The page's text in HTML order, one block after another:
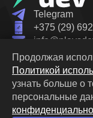
Telegram
+375 (29)
linkedin.com
Республика
19Бофис 6-19
Политика
Политика Cookie
Продолжая
Политикой
узнать больше о
персональные